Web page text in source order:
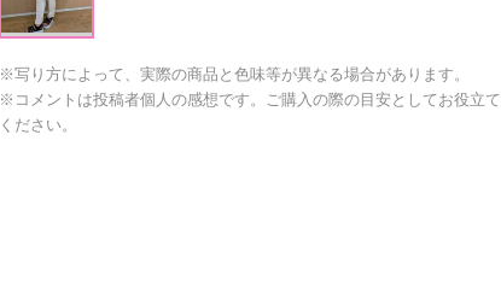
※写り方によって、実際の商品と色味等が異なる場合があります。
※コメントは投稿者個人の感想です。ご購入の際の目安としてお役立て
ください。